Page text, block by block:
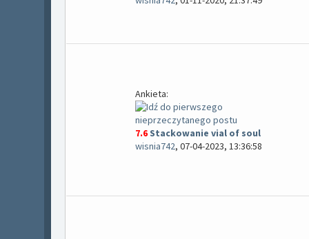
Ankieta:
7.6 Stackowanie vial of soul
wisnia742, 07-04-2023, 13:36:58